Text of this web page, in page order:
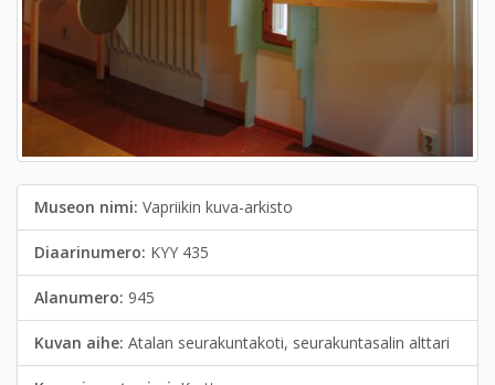
Museon nimi: Vapriikin kuva-arkisto
Diaarinumero: KYY 435
Alanumero: 945
Kuvan aihe: Atalan seurakuntakoti, seurakuntasalin alttari